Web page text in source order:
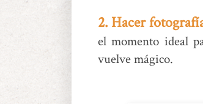
2. Hacer
el momento ideal
vuelve mágico.